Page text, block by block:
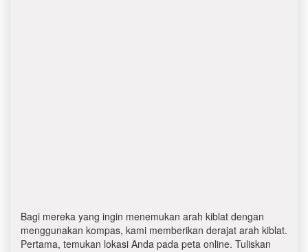
Bagi mereka yang ingin menemukan arah kiblat dengan
menggunakan kompas, kami memberikan derajat arah kiblat.
Pertama, temukan lokasi Anda pada peta online. Tuliskan